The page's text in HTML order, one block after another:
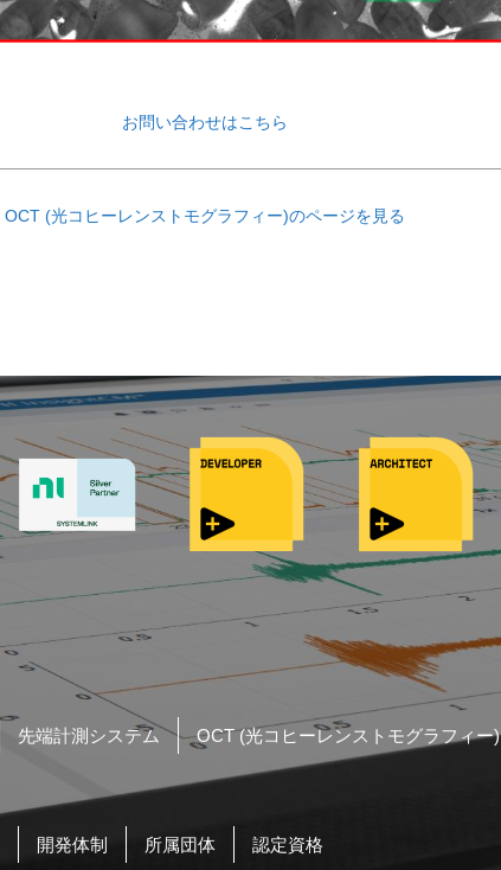
お問い合わせはこちら
OCT (光コヒーレンストモグラフィー)のページを見る
先端計測システム OCT (光コヒーレンストモグラフィー)
開発体制 所属団体 認定資格